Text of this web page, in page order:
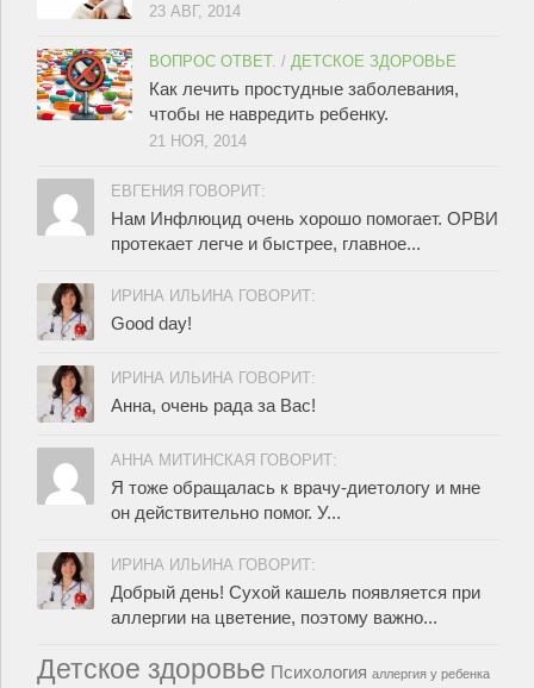
23 АВГ, 2014
ВОПРОС ОТВЕТ. / ДЕТСКОЕ ЗДОРОВЬЕ
Как лечить простудные заболевания,
чтобы не навредить ребенку.
21 НОЯ, 2014
ЕВГЕНИЯ ГОВОРИТ:
Нам Инфлюцид очень хорошо помогает. ОРВИ
протекает легче и быстрее, главное...
ИРИНА ИЛЬИНА ГОВОРИТ:
Good day!
ИРИНА ИЛЬИНА ГОВОРИТ:
Анна, очень рада за Вас!
АННА МИТИНСКАЯ ГОВОРИТ:
Я тоже обращалась к врачу-диетологу и мне
он действительно помог. У...
ИРИНА ИЛЬИНА ГОВОРИТ:
Добрый день! Сухой кашель появляется при
аллергии на цветение, поэтому важно...
Детское здоровье Психология аллергия у ребенка